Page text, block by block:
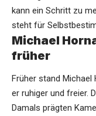
kann ein Schritt zu
steht für
Michael
früher
Früher stand
er ruhiger und freier.
Damals prägten